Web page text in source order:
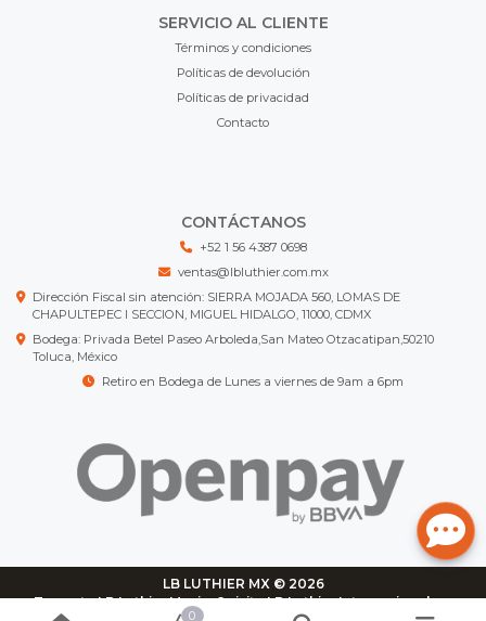
SERVICIO AL CLIENTE
Términos y condiciones
Políticas de devolución
Políticas de privacidad
Contacto
CONTÁCTANOS
+52 1 56 4387 0698
ventas@lbluthier.com.mx
Dirección Fiscal sin atención: SIERRA MOJADA 560, LOMAS DE
CHAPULTEPEC I SECCION, MIGUEL HIDALGO, 11000, CDMX
Bodega: Privada Betel Paseo Arboleda,San Mateo Otzacatipan,50210
Toluca, México
Retiro en Bodega de Lunes a viernes de 9am a 6pm
LB LUTHIER MX © 2026
¿Te gusta LB Luthier Mexico? visitaLB Luthier Internacional con
0